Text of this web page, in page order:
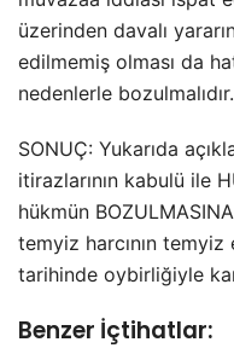
üzerinden davalı
edilmemiş olması da
nedenlerle bozulmalıdır.
SONUÇ: Yukarıda
itirazlarının kabulü ile
hükmün
temyiz harcının
tarihinde oybirliğiyle
Benzer İçtihatlar: